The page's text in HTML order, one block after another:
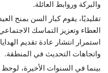
والبركة وروابط العائلة.
تقليديًا، يقوم كبار السن بمنح
العطاء وتعزيز التماسك
استمرار انتشار عادة تقديم
واتجاهات التحديث في المنطقة.
بينما في السنوات الأخيرة،